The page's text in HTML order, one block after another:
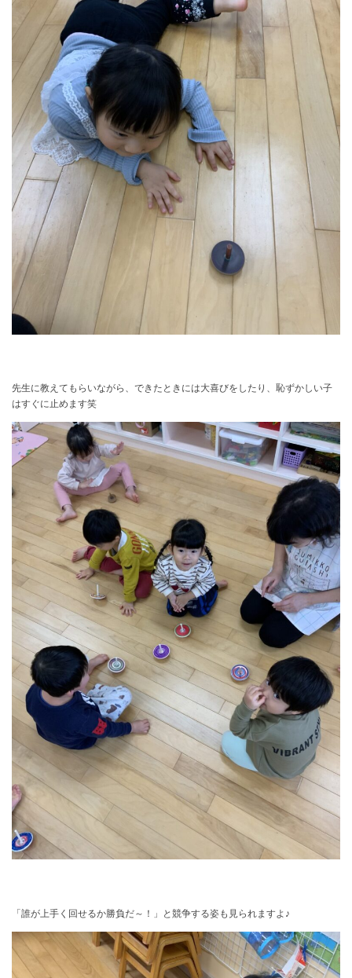
先生に教えてもらいながら、できたときには大喜びをしたり、恥ずかしい子
はすぐに止めます笑
「誰が上手く回せるか勝負だ～！」と競争する姿も見られますよ♪